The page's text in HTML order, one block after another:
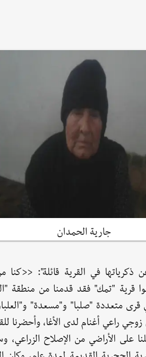
جارية الحمدان
ذكرياتها في القرية قائلة": <<كنا
قرية "تمك" فقد قدمنا من منطقة
متعددة "صلبا" و"مسعدة"
راعي أغنام لدى الأغا، وأحضرنا
على الأراضي من الإصلاح الزراعي،